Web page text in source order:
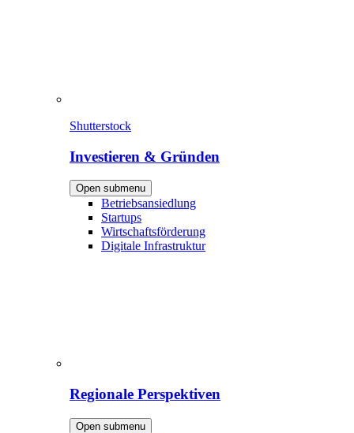
Shutterstock
Investieren & Gründen
Open submenu
Betriebsansiedlung
Startups
Wirtschaftsförderung
Digitale Infrastruktur
Regionale Perspektiven
Open submenu